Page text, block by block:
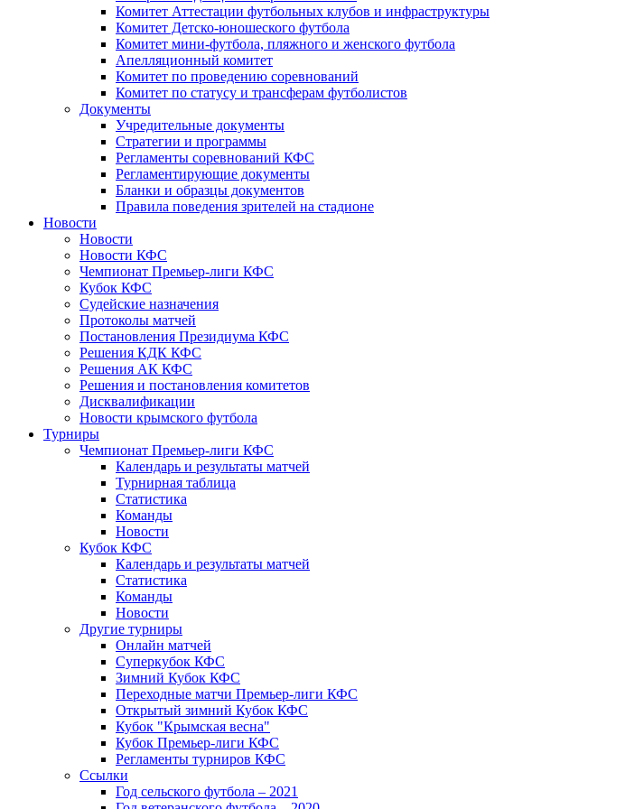
Комитет Аттестации футбольных клубов и инфраструктуры
Комитет Детско-юношеского футбола
Комитет мини-футбола, пляжного и женского футбола
Апелляционный комитет
Комитет по проведению соревнований
Комитет по статусу и трансферам футболистов
Документы
Учредительные документы
Стратегии и программы
Регламенты соревнований КФС
Регламентирующие документы
Бланки и образцы документов
Правила поведения зрителей на стадионе
Новости
Новости
Новости КФС
Чемпионат Премьер-лиги КФС
Кубок КФС
Судейские назначения
Протоколы матчей
Постановления Президиума КФС
Решения КДК КФС
Решения АК КФС
Решения и постановления комитетов
Дисквалификации
Новости крымского футбола
Турниры
Чемпионат Премьер-лиги КФС
Календарь и результаты матчей
Турнирная таблица
Статистика
Команды
Новости
Кубок КФС
Календарь и результаты матчей
Статистика
Команды
Новости
Другие турниры
Онлайн матчей
Суперкубок КФС
Зимний Кубок КФС
Переходные матчи Премьер-лиги КФС
Открытый зимний Кубок КФС
Кубок "Крымская весна"
Кубок Премьер-лиги КФС
Регламенты турниров КФС
Ссылки
Год сельского футбола – 2021